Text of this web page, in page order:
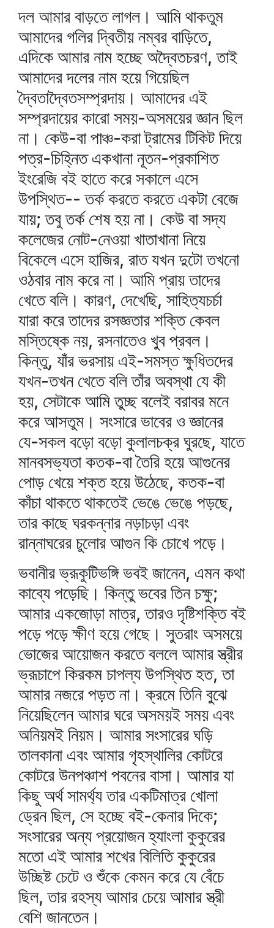
দল আমার বাড়তে লাগল। আমি থাকতুম
আমাদের গলির দ্বিতীয় নম্বর বাড়িতে,
এদিকে আমার নাম হচ্ছে অদ্বৈতচরণ, তাই
আমাদের দলের নাম হয়ে গিয়েছিল
দ্বৈতাদ্বৈতসম্প্রদায়। আমাদের এই
সম্প্রদায়ের কারো সময়-অসময়ের জ্ঞান ছিল
না। কেউ-বা পাঞ্চ-করা ট্রামের টিকিট দিয়ে
পত্র-চিহ্নিত একখানা নূতন-প্রকাশিত
ইংরেজি বই হাতে করে সকালে এসে
উপস্থিত-- তর্ক করতে করতে একটা বেজে
যায়; তবু তর্ক শেষ হয় না। কেউ বা সদ্য
কলেজের নোট-নেওয়া খাতাখানা নিয়ে
বিকেলে এসে হাজির, রাত যখন দুটো তখনো
ওঠবার নাম করে না। আমি প্রায় তাদের
খেতে বলি। কারণ, দেখেছি, সাহিত্যচর্চা
যারা করে তাদের রসজ্ঞতার শক্তি কেবল
মস্তিষ্কে নয়, রসনাতেও খুব প্রবল।
কিন্তু, যাঁর ভরসায় এই-সমস্ত ক্ষুধিতদের
যখন-তখন খেতে বলি তাঁর অবস্থা যে কী
হয়, সেটাকে আমি তুচ্ছ বলেই বরাবর মনে
করে আসতুম। সংসারে ভাবের ও জ্ঞানের
যে-সকল বড়ো বড়ো কুলালচক্র ঘুরছে, যাতে
মানবসভ্যতা কতক-বা তৈরি হয়ে আগুনের
পোড় খেয়ে শক্ত হয়ে উঠেছে, কতক-বা
কাঁচা থাকতে থাকতেই ভেঙে ভেঙে পড়ছে,
তার কাছে ঘরকন্নার নড়াচড়া এবং
রান্নাঘরের চুলোর আগুন কি চোখে পড়ে।
ভবানীর ভ্রূকুটিভঙ্গি ভবই জানেন, এমন কথা
কাব্যে পড়েছি। কিন্তু ভবের তিন চক্ষু;
আমার একজোড়া মাত্র, তারও দৃষ্টিশক্তি বই
পড়ে পড়ে ক্ষীণ হয়ে গেছে। সুতরাং অসময়ে
ভোজের আয়োজন করতে বললে আমার স্ত্রীর
ভ্রূচাপে কিরকম চাপল্য উপস্থিত হত, তা
আমার নজরে পড়ত না। ক্রমে তিনি বুঝে
নিয়েছিলেন আমার ঘরে অসময়ই সময় এবং
অনিয়মই নিয়ম। আমার সংসারের ঘড়ি
তালকানা এবং আমার গৃহস্থালির কোটরে
কোটরে উনপঞ্চাশ পবনের বাসা। আমার যা
কিছু অর্থ সামর্থ্য তার একটিমাত্র খোলা
ড্রেন ছিল, সে হচ্ছে বই-কেনার দিকে;
সংসারের অন্য প্রয়োজন হ্যাংলা কুকুরের
মতো এই আমার শখের বিলিতি কুকুরের
উচ্ছিষ্ট চেটে ও শুঁকে কেমন করে যে বেঁচে
ছিল, তার রহস্য আমার চেয়ে আমার স্ত্রী
বেশি জানতেন।